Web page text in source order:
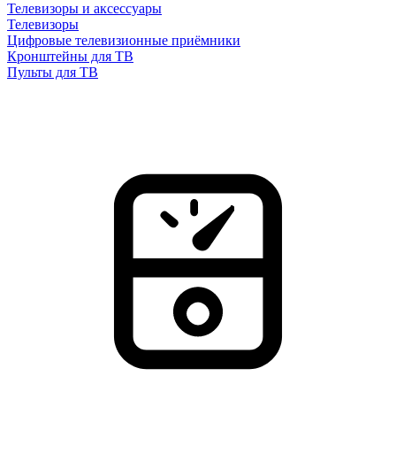
Телевизоры и аксессуары
Телевизоры
Цифровые телевизионные приёмники
Кронштейны для ТВ
Пульты для ТВ